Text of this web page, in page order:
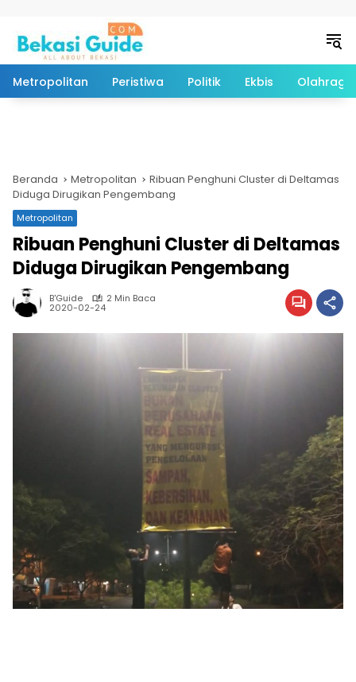
Metropolitan Peristiwa Politik Ekbis Olahraga
Beranda Metropolitan
Ribuan Penghuni Cluster di Deltamas
Diduga Dirugikan Pengembang
Metropolitan
Ribuan Penghuni Cluster di Deltamas
Diduga Dirugikan Pengembang
B'Guide 2 Min Baca
2020-02-24